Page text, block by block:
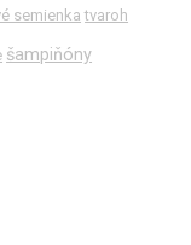
semienka tvaroh
šampiňóny